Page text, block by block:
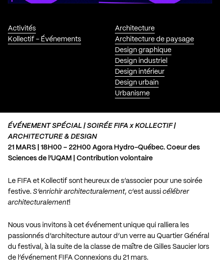
Activités
Kollectif - Événements
Architecture
Architecture de paysage
Design graphique
Design industriel
Design intérieur
Design urbain
Urbanisme
ÉVÉNEMENT SPÉCIAL | SOIRÉE FIFA x KOLLECTIF |
ARCHITECTURE & DESIGN
21 MARS | 18H00 – 22H00 Agora Hydro-Québec. Coeur des
Sciences de l’UQAM | Contribution volontaire
Le FIFA et Kollectif sont heureux de s’associer pour une soirée
festive. S’enrichir architecturalement, c’est aussi célébrer
architecturalement!
Nous vous invitons à cet événement unique qui ralliera les
passionnés d’architecture autour d’un verre au Quartier Général
du festival, à la suite de la classe de maître de Gilles Saucier lors
de l’événement FIFA Connexions du 21 mars.